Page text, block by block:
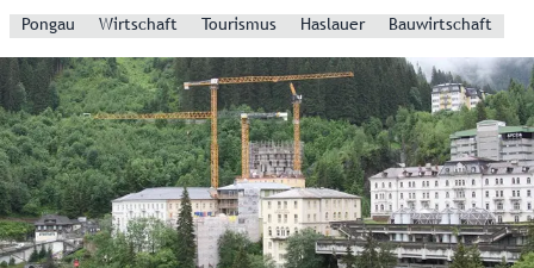
Pongau Wirtschaft Tourismus Haslauer Bauwirtschaft